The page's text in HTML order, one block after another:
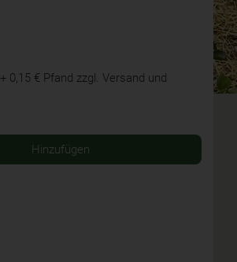
+ 0,15 € Pfand zzgl. Versand und
Hinzufügen